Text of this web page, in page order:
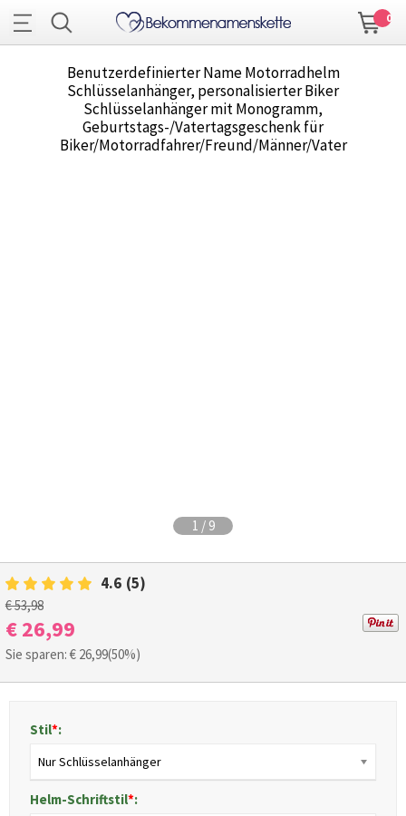
0
Benutzerdefinierter Name Motorradhelm
Schlüsselanhänger, personalisierter Biker
Schlüsselanhänger mit Monogramm,
Geburtstags-/Vatertagsgeschenk für
Biker/Motorradfahrer/Freund/Männer/Vater
1 / 9
4.6 (5)
€ 53,98
€ 26,99
Sie sparen: € 26,99(50%)
Stil*:
Nur Schlüsselanhänger
Helm-Schriftstil*: